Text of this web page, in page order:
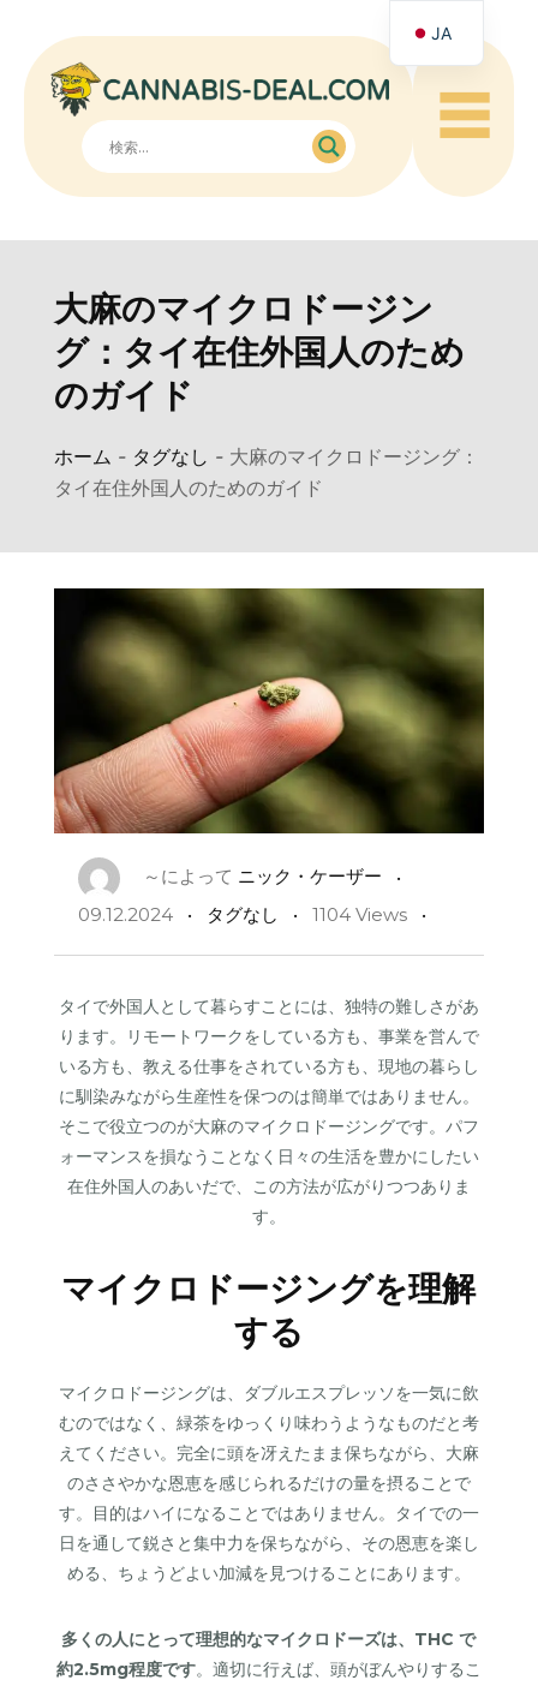
☰
大麻のマイクロドージン
グ：タイ在住外国人のため
のガイド
ホーム - タグなし - 大麻のマイクロドージング：
タイ在住外国人のためのガイド
～によって ニック・ケーザー
09.12.2024
タグなし 1104 Views
タイで外国人として暮らすことには、独特の難しさがあ
ります。リモートワークをしている方も、事業を営んで
いる方も、教える仕事をされている方も、現地の暮らし
に馴染みながら生産性を保つのは簡単ではありません。
そこで役立つのが大麻のマイクロドージングです。パフ
ォーマンスを損なうことなく日々の生活を豊かにしたい
在住外国人のあいだで、この方法が広がりつつありま
す。
マイクロドージングを理解
する
マイクロドージングは、ダブルエスプレッソを一気に飲
むのではなく、緑茶をゆっくり味わうようなものだと考
えてください。完全に頭を冴えたまま保ちながら、大麻
のささやかな恩恵を感じられるだけの量を摂ることで
す。目的はハイになることではありません。タイでの一
日を通して鋭さと集中力を保ちながら、その恩恵を楽し
める、ちょうどよい加減を見つけることにあります。
多くの人にとって理想的なマイクロドーズは、THC で
約2.5mg程度です。適切に行えば、頭がぼんやりするこ
JA